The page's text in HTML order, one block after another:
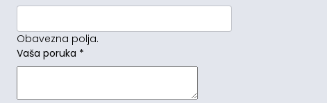
Obavezna polja.
Vaša poruka *